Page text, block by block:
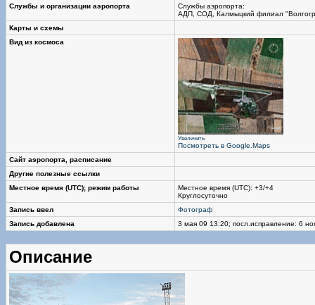
Службы и организации аэропорта
Службы аэропорта:
АДП, СОД, Калмыцкий филиал
Карты и схемы
Вид из космоса
Увеличить
Посмотреть в Google.Maps
Сайт аэропорта, расписание
Другие полезные ссылки
Местное время (UTC); режим работы
Местное время (UTC): +3/+4
Круглосуточно
Запись ввел
Фотограф
Запись добавлена
3 мая 09 13:20; посл.исправление: 6
Описание